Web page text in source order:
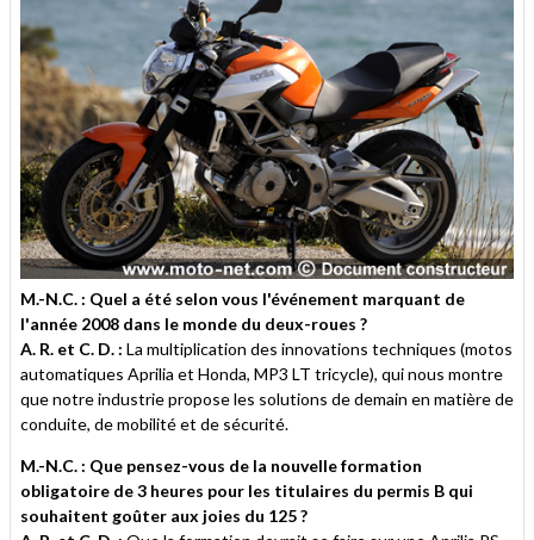
M.-N.C. : Quel a été selon vous l'événement marquant de
l'année 2008 dans le monde du deux-roues ?
A. R. et C. D. : La multiplication des innovations techniques (motos
automatiques Aprilia et Honda, MP3 LT tricycle), qui nous montre
que notre industrie propose les solutions de demain en matière de
conduite, de mobilité et de sécurité.
M.-N.C. : Que pensez-vous de la nouvelle formation
obligatoire de 3 heures pour les titulaires du permis B qui
souhaitent goûter aux joies du 125 ?